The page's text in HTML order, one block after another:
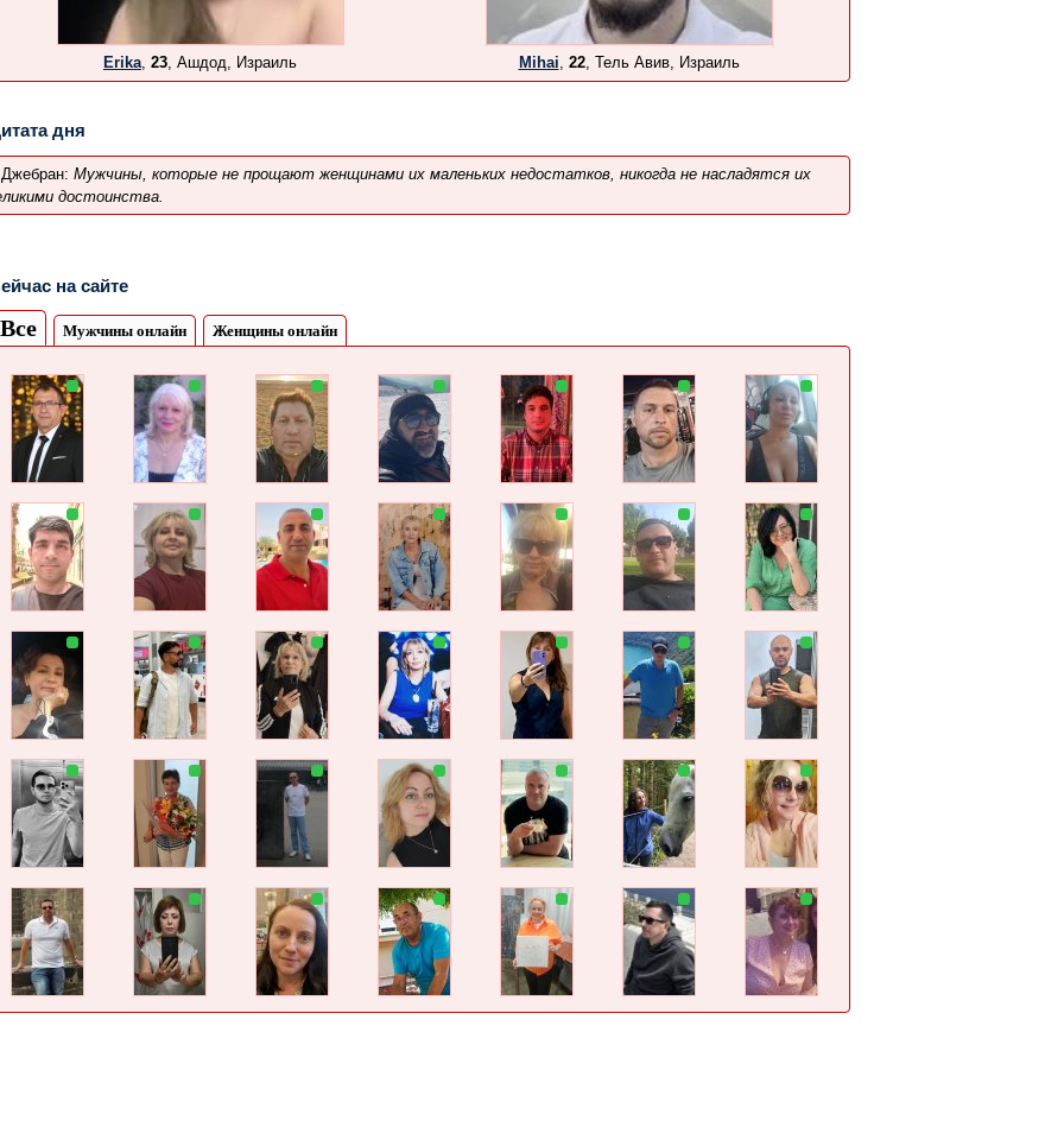
Erika, 23, Ашдод, Израиль Mihai, 22, Тель Авив, Израиль
дня
Мужчины, которые не прощают женщинами их маленьких недостатков, никогда не насладятся их
достоинства.
на сайте
Все Мужчины онлайн Женщины онлайн